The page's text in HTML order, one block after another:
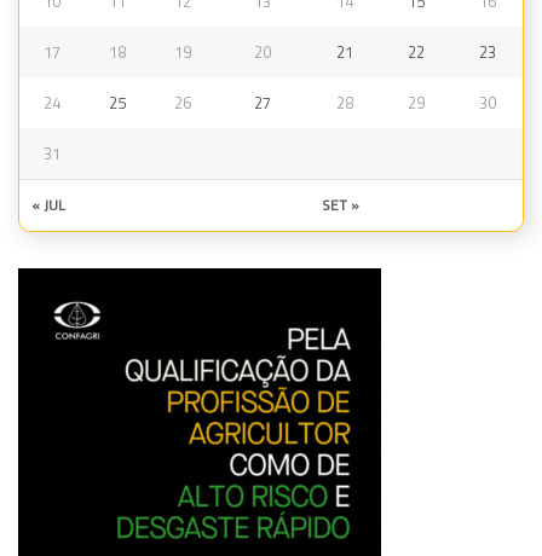
17 18 19 20 21 22 23
24 25 26 27 28 29 30
31
« JUL SET »